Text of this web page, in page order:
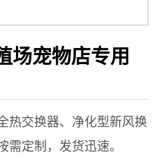
场宠物店专用
热交换器、净化型新风换
需定制，发货迅速。